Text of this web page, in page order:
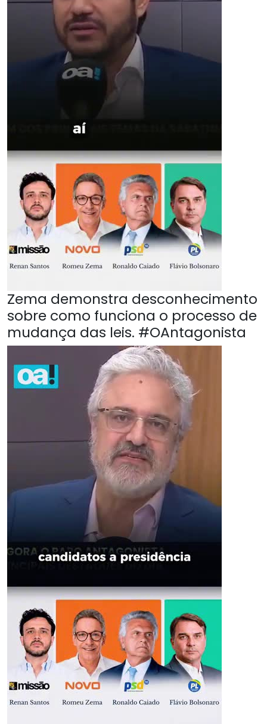
Zema demonstra desconhecimento
sobre como funciona o processo de
mudança das leis. #OAntagonista